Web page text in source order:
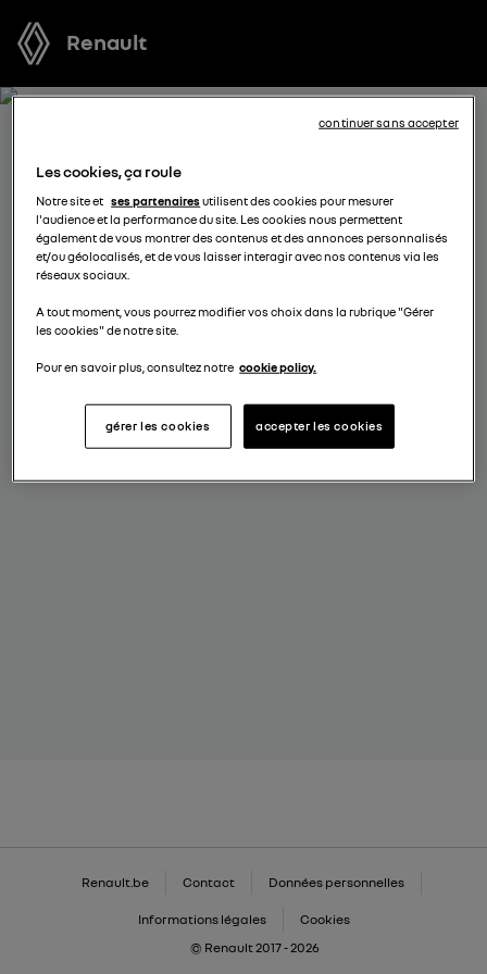
Renault
RECEVEZ GRATUITEMENT
VOTRE OFFRE POUR GRAND
KANGOO
proposer l’offre la plus avantageuse, des solutions de
conseiller dans votre projet d’achat.
complétez vos coordonnées
Renault.be Contact Données personnelles
Informations légales
Cookies
© Renault 2017 - 2026
Les cookies, ça roule
Notre site et ses partenairesutilisent des cookies pour mesurer
l'audience et la performance du site. Les cookies nous permettent
également de vous montrer des contenus et des annonces personnalisés
et/ou géolocalisés, et de vous laisser interagir avec nos contenus via les
réseaux sociaux.
A tout moment, vous pourrez modifier vos choix dans la rubrique "Gérer
les cookies" de notre site.
Pour en savoir plus, consultez notre cookie policy.
accepter les cookies
gérer les cookies
continuer sans accepter